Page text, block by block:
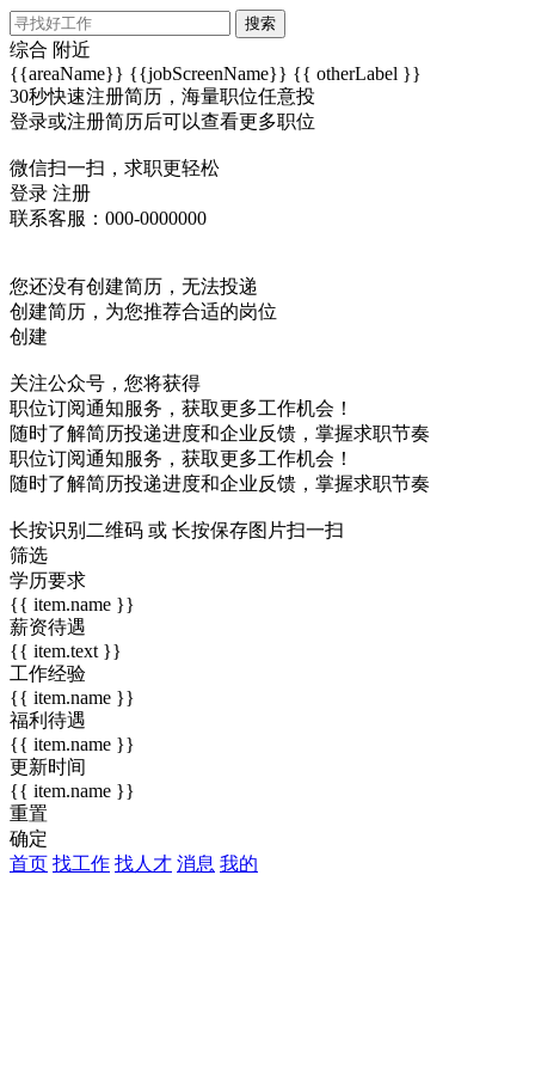
搜索
综合 附近
{{areaName}} {{jobScreenName}} {{ otherLabel }}
30秒快速注册简历，海量职位任意投
登录或注册简历后可以查看更多职位
微信扫一扫，求职更轻松
登录 注册
联系客服：000-0000000
您还没有创建简历，无法投递
创建简历，为您推荐合适的岗位
创建
关注公众号，您将获得
职位订阅通知服务，获取更多工作机会！
随时了解简历投递进度和企业反馈，掌握求职节奏
职位订阅通知服务，获取更多工作机会！
随时了解简历投递进度和企业反馈，掌握求职节奏
长按识别二维码 或 长按保存图片扫一扫
筛选
学历要求
{{ item.name }}
薪资待遇
{{ item.text }}
工作经验
{{ item.name }}
福利待遇
{{ item.name }}
更新时间
{{ item.name }}
重置
确定
首页 找工作 找人才 消息 我的